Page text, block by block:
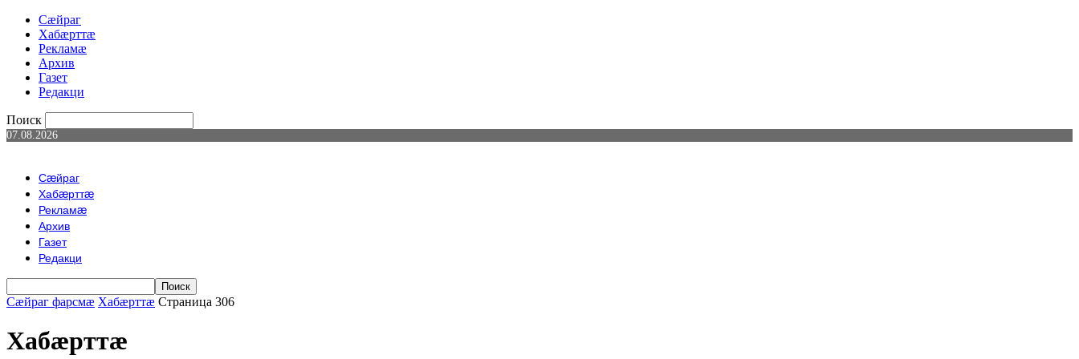
Сæйраг
Хабæрттæ
Рекламæ
Архив
Газет
Редакци
Поиск
07.08.2026
Сæйраг
Хабæрттæ
Рекламæ
Архив
Газет
Редакци
Сæйраг фарсмæ Хабæрттæ Страница 306
Хабæрттæ